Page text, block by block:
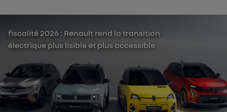
fiscalité 2026 : Renault rend la transition
électrique plus lisible et plus accessible